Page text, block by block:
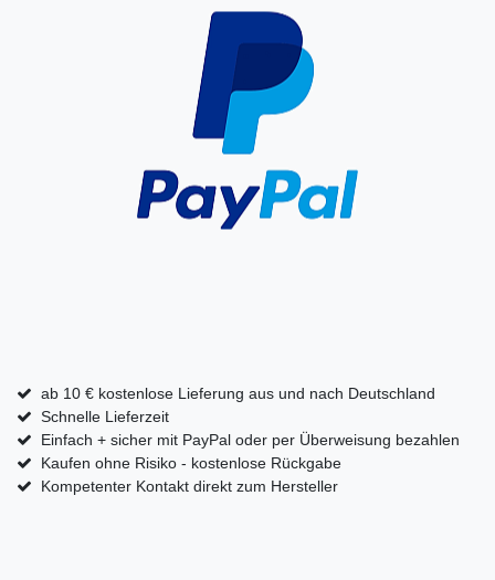
ab 10 € kostenlose Lieferung aus und nach Deutschland
Schnelle Lieferzeit
Einfach + sicher mit PayPal oder per Überweisung bezahlen
Kaufen ohne Risiko - kostenlose Rückgabe
Kompetenter Kontakt direkt zum Hersteller